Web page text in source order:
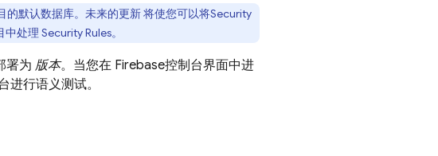
的默认数据库。未来的更新 将使您可以将Security
中处理 Security Rules。
署为 版本。当您在 Firebase控制台界面中进
进行语义测试。